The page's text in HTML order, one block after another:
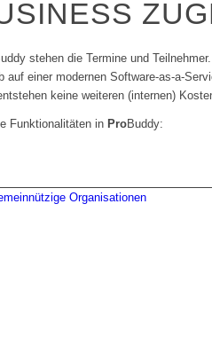
stehen die Termine und
auf einer modernen Software-as-a-
keine weiteren (internen)
Funktionalitäten in ProBuddy:
Organisationen